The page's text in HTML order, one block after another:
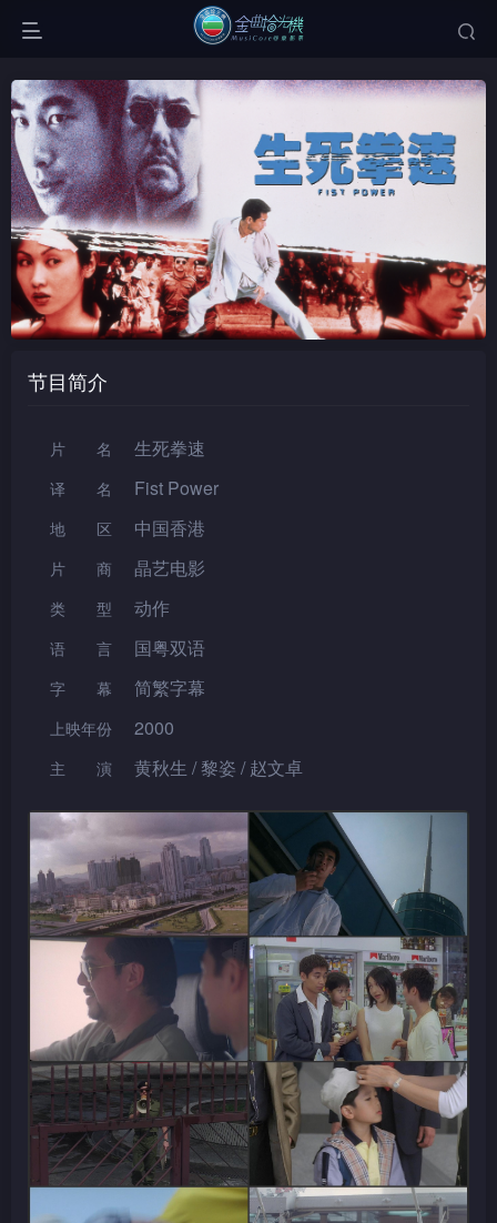
节目简介
片名 生死拳速
译名 Fist Power
地区 中国香港
片 商 晶艺电影
类型 动作
语言 国粤双语
字幕 简繁字幕
上映年份 2000
主演 黄秋生 / 黎姿 / 赵文卓